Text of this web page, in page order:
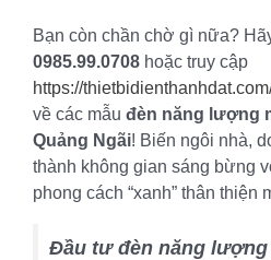
Bạn còn chần chờ gì nữa?
0985.99.0708 hoặc truy cập
https://
về các mẫu đèn năng lượng
Quảng Ngãi! Biến ngôi nhà,
thành không gian sáng bừng
phong cách “xanh” thân thiện
Đầu tư đèn năng